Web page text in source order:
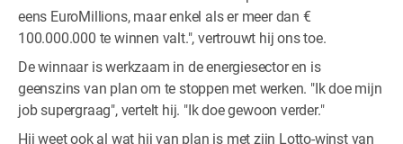
eens EuroMillions, maar enkel als er meer dan €
100.000.000 te winnen valt.", vertrouwt hij ons toe.
De winnaar is werkzaam in de energiesector en is
geenszins van plan om te stoppen met werken. "Ik doe mijn
job supergraag", vertelt hij. "Ik doe gewoon verder."
Hij weet ook al wat hij van plan is met zijn Lotto-winst van